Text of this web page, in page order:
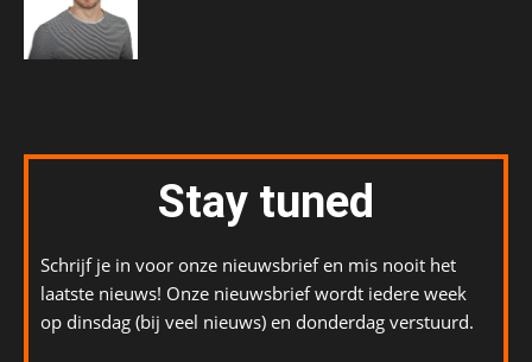
Stay tuned
Schrijf je in voor onze nieuwsbrief en mis nooit het
laatste nieuws! Onze nieuwsbrief wordt iedere week
op dinsdag (bij veel nieuws) en donderdag verstuurd.